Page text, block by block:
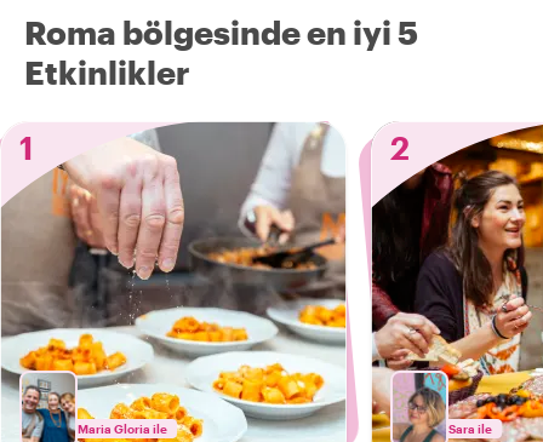
Roma bölgesinde en iyi 5
Etkinlikler
1
Maria Gloria ile
2
Sara ile